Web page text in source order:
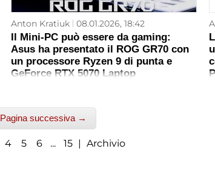
Anton Kratiuk 08.01.2026, 18:42
Il Mini-PC può essere da gaming:
Asus ha presentato il ROG GR70 con
un processore Ryzen 9 di punta e
GeForce RTX 5070 Laptop
Pagina successiva →
4 5 6 ... 15 | Archivio